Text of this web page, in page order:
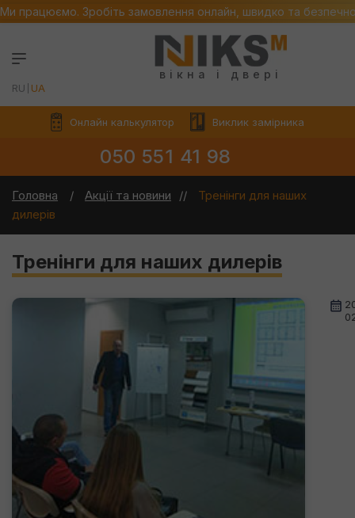
Ми працюємо. Зробіть замовлення онлайн, швидко та
вікна і двері
RU UA
Онлайн калькулятор Виклик замірника
050 551 41 98
Головна Акції та новини
Тренінги для наших
дилерів
Тренінги для наших дилерів